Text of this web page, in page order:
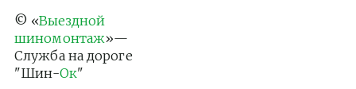
© «Выездной
шиномонтаж»—
Служба на дороге
"Шин-Ок"